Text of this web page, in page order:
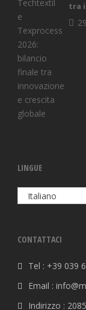
tra
LINGUE
Italiano
CONTATTACI
Tel : +39 039
Email :
Indirizzo :